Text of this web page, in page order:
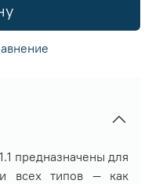
предназначены для
всех типов — как